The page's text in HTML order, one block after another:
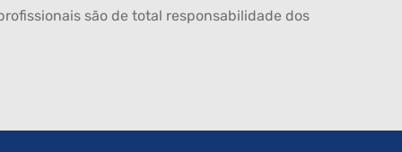
são de total responsabilidade dos